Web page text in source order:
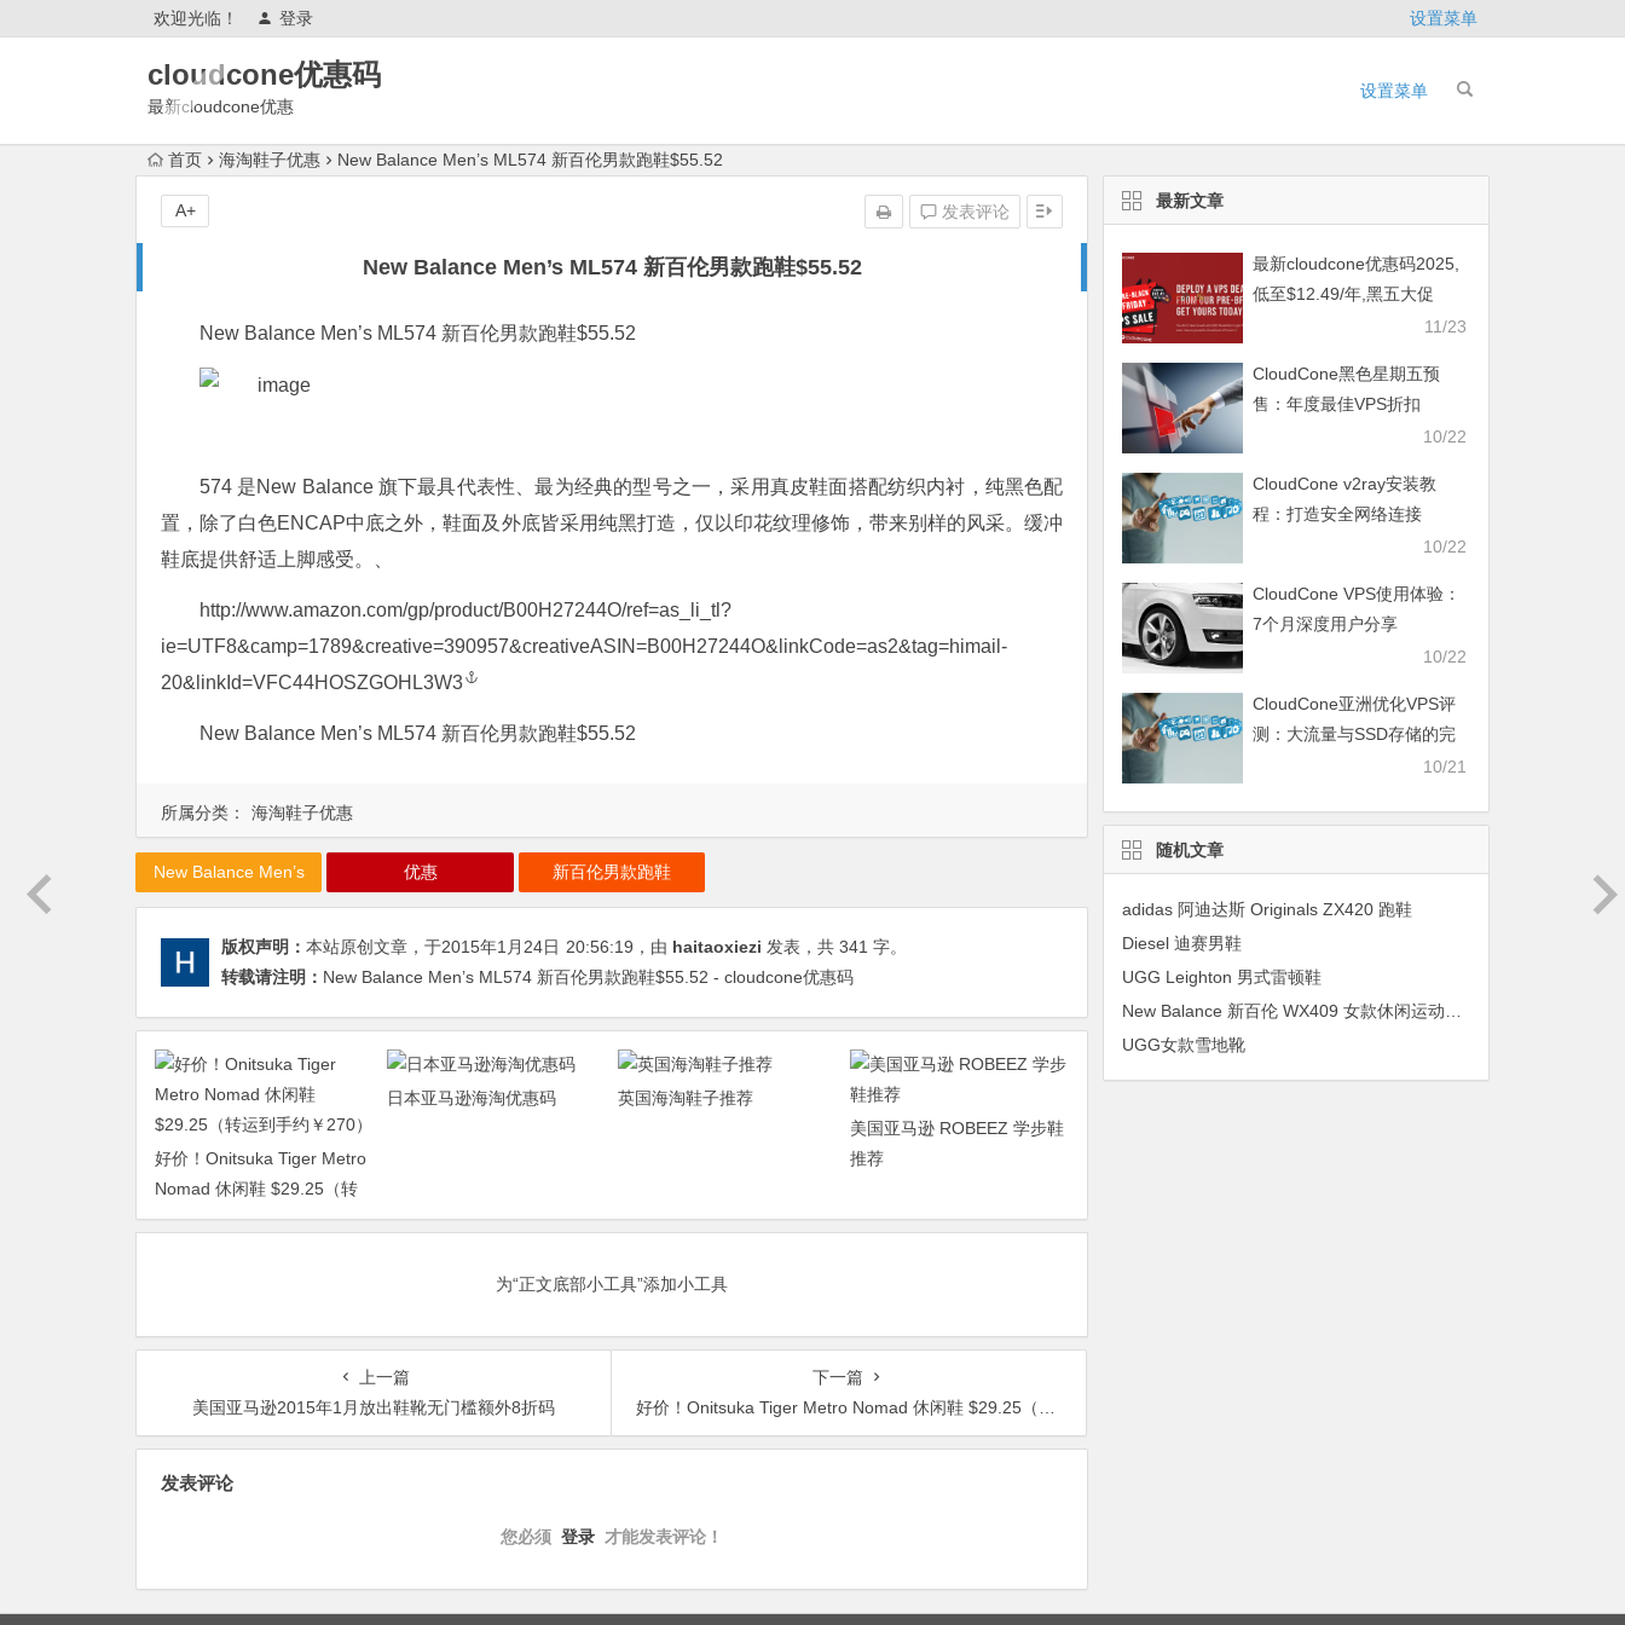
欢迎光临！ 登录 设置菜单
cloudcone优惠码
最新cloudcone优惠
样?续费,退款,会跑路吗?
设置菜单
首页 海淘鞋子优惠 New Balance Men’s ML574 新百伦男款跑鞋$55.52
New Balance Men’s ML574 新百伦男款跑鞋$55.52
发表评论
A+
所属分类： 海淘鞋子优惠
New Balance Men’s ML574 新百伦男款跑鞋$55.52
574 是New Balance 旗下最具代表性、最为经典的型号之一，采用真皮鞋面搭配纺织内衬，纯黑色配
置，除了白色ENCAP中底之外，鞋面及外底皆采用纯黑打造，仅以印花纹理修饰，带来别样的风采。缓冲
鞋底提供舒适上脚感受。、
http://www.amazon.com/gp/product/B00H27244O/ref=as_li_tl?
ie=UTF8&camp=1789&creative=390957&creativeASIN=B00H27244O&linkCode=as2&tag=himail-
20&linkId=VFC44HOSZGOHL3W3
New Balance Men’s ML574 新百伦男款跑鞋$55.52
New Balance Men’s 优惠 新百伦男款跑鞋
版权声明： 本站原创文章，于2015年1月24日 20:56:19 ，由 haitaoxiezi 发表，共 341 字。
转载请注明： New Balance Men’s ML574 新百伦男款跑鞋$55.52 - cloudcone优惠码
好价！Onitsuka Tiger Metro
Nomad 休闲鞋 $29.25（转
运到手约￥270）
日本亚马逊海淘优惠码
英国海淘鞋子推荐
美国亚马逊 ROBEEZ 学步鞋
推荐
为“正文底部小工具”添加小工具
上一篇
美国亚马逊2015年1月放出鞋靴无门槛额外8折码
下一篇
好价！Onitsuka Tiger Metro Nomad 休闲鞋 $29.25（转运到手约￥270）
发表评论
您必须 登录 才能发表评论！
最新文章
最新cloudcone优惠码2025,
低至$12.49/年,黑五大促
11/23
CloudCone黑色星期五预
售：年度最佳VPS折扣
10/22
CloudCone v2ray安装教
程：打造安全网络连接
10/22
CloudCone VPS使用体验：
7个月深度用户分享
10/22
CloudCone亚洲优化VPS评
测：大流量与SSD存储的完
10/21
随机文章
adidas 阿迪达斯 Originals ZX420 跑鞋
Diesel 迪赛男鞋
UGG Leighton 男式雷顿鞋
UGG女款雪地靴